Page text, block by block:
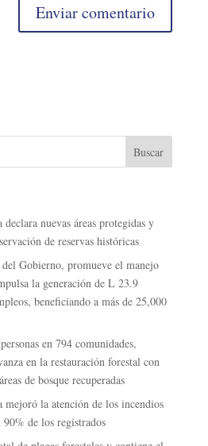
nuevas áreas protegidas y
de reservas históricas
Gobierno, promueve el manejo
la generación de L 23.9
beneficiando a más de 25,000
en 794 comunidades,
en la restauración forestal con
de bosque recuperadas
mejoró la atención de los incendios
de los registrados